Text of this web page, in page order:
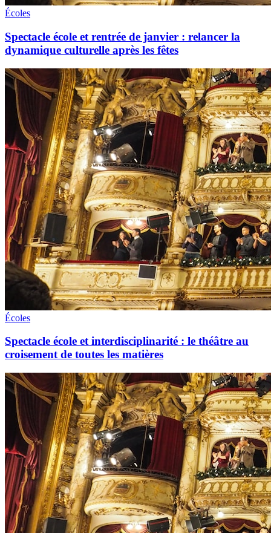
Écoles
Spectacle école et rentrée de janvier : relancer la
dynamique culturelle après les fêtes
Écoles
Spectacle école et interdisciplinarité : le théâtre au
croisement de toutes les matières